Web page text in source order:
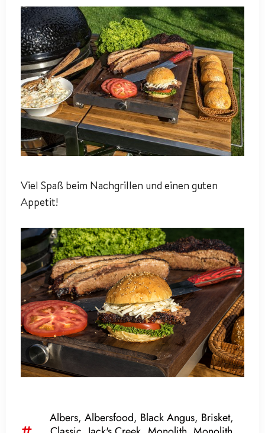
Viel Spaß beim Nachgrillen und einen guten
Appetit!
Albers, Albersfood, Black Angus, Brisket,